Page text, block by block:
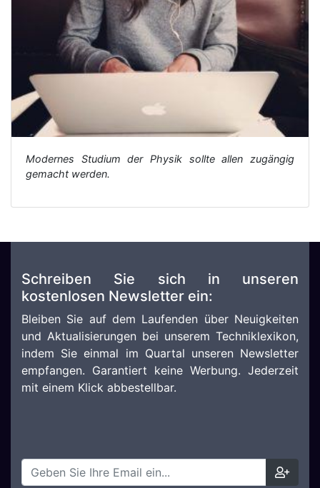
Modernes Studium der Physik sollte allen zugängig
gemacht werden.
Schreiben Sie sich in unseren
kostenlosen Newsletter ein:
Bleiben Sie auf dem Laufenden über Neuigkeiten
und Aktualisierungen bei unserem Techniklexikon,
indem Sie einmal im Quartal unseren Newsletter
empfangen. Garantiert keine Werbung. Jederzeit
mit einem Klick abbestellbar.